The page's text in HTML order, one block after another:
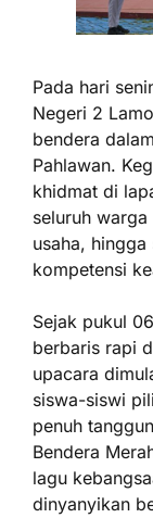
Pada hari
Negeri 2
bendera
Pahlawan.
khidmat di
seluruh
usaha,
kompetensi
Sejak pukul
berbaris rapi
upacara
siswa-siswi
penuh
Bendera
lagu
dinyanyikan